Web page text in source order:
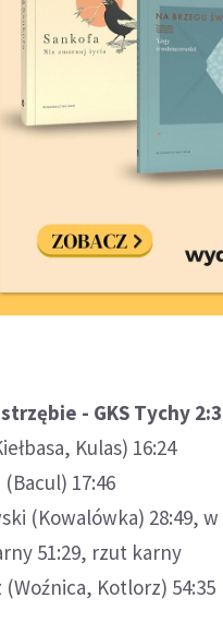
- GKS Tychy
Kulas) 16:24
17:46
(Kowalówka) 28:49,
51:29, rzut karny
(Woźnica, Kotlorz) 54:35